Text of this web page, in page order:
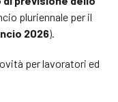
pluriennale per il
2026).
per lavoratori ed